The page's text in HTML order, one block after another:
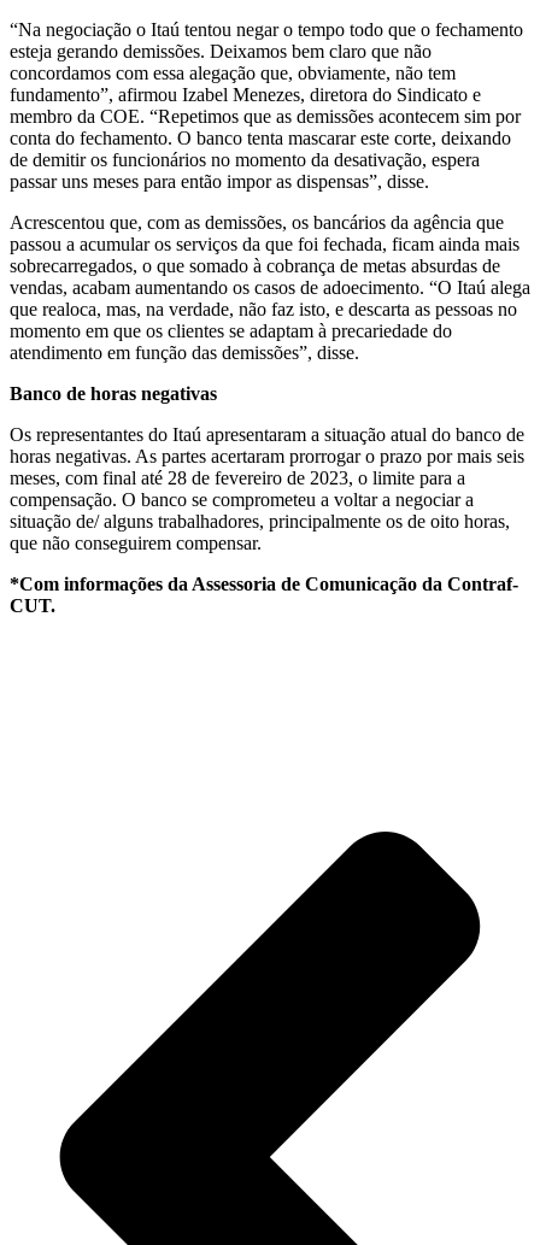
“Na negociação o Itaú tentou negar o tempo todo que o fechamento
esteja gerando demissões. Deixamos bem claro que não
concordamos com essa alegação que, obviamente, não tem
fundamento”, afirmou Izabel Menezes, diretora do Sindicato e
membro da COE. “Repetimos que as demissões acontecem sim por
conta do fechamento. O banco tenta mascarar este corte, deixando
de demitir os funcionários no momento da desativação, espera
passar uns meses para então impor as dispensas”, disse.
Acrescentou que, com as demissões, os bancários da agência que
passou a acumular os serviços da que foi fechada, ficam ainda mais
sobrecarregados, o que somado à cobrança de metas absurdas de
vendas, acabam aumentando os casos de adoecimento. “O Itaú alega
que realoca, mas, na verdade, não faz isto, e descarta as pessoas no
momento em que os clientes se adaptam à precariedade do
atendimento em função das demissões”, disse.
Banco de horas negativas
Os representantes do Itaú apresentaram a situação atual do banco de
horas negativas. As partes acertaram prorrogar o prazo por mais seis
meses, com final até 28 de fevereiro de 2023, o limite para a
compensação. O banco se comprometeu a voltar a negociar a
situação de/ alguns trabalhadores, principalmente os de oito horas,
que não conseguirem compensar.
*Com informações da Assessoria de Comunicação da Contraf-
CUT.